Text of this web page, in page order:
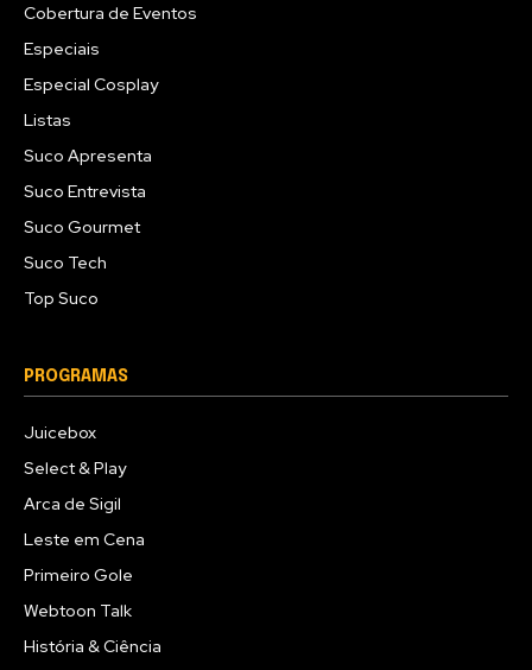
Cobertura de Eventos
Especiais
Especial Cosplay
Listas
Suco Apresenta
Suco Entrevista
Suco Gourmet
Suco Tech
Top Suco
PROGRAMAS
Juicebox
Select & Play
Arca de Sigil
Leste em Cena
Primeiro Gole
Webtoon Talk
História & Ciência